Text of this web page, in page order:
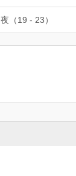
夜（19 - 23）